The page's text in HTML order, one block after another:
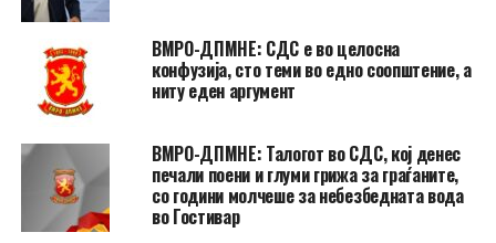
ВМРО-ДПМНЕ: СДС е во целосна
конфузија, сто теми во едно соопштение, а
ниту еден аргумент
ВМРО-ДПМНЕ: Талогот во СДС, кој денес
печали поени и глуми грижа за граѓаните,
со години молчеше за небезбедната вода
во Гостивар